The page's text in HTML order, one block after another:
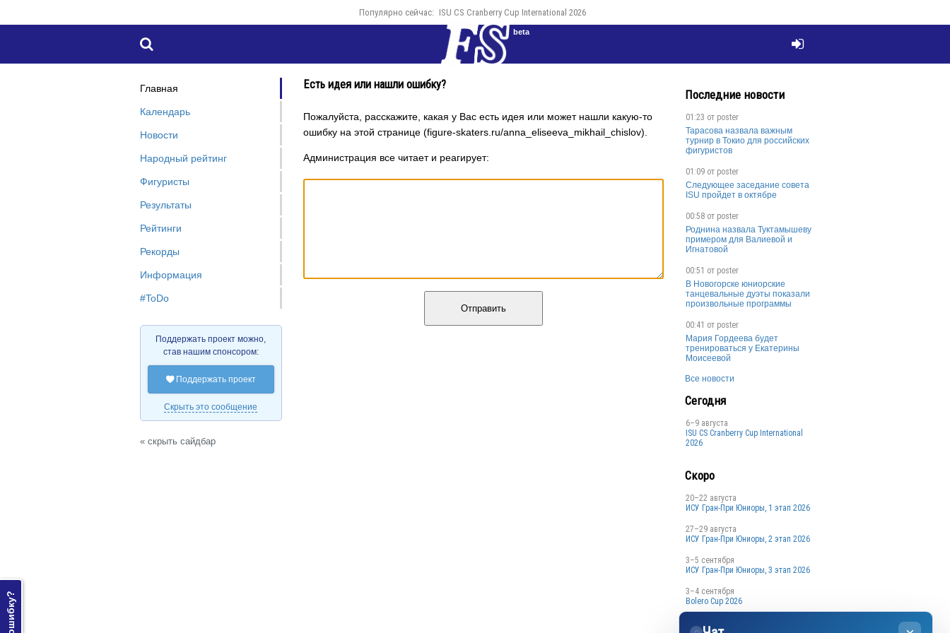
Популярно сейчас: ISU CS Cranberry Cup International 2026
 
beta
Есть идея или нашли ошибку?
Пожалуйста, расскажите, какая у Вас есть идея или может нашли какую-то
ошибку на этой странице (figure-skaters.ru/anna_eliseeva_mikhail_chislov).
Администрация все читает и реагирует:
Отправить
Главная
Календарь
Новости
Народный рейтинг
Фигуристы
Результаты
Рейтинги
Рекорды
Информация
#ToDo
Поддержать проект можно,
став нашим спонсором:
Поддержать проект
Скрыть это сообщение
« скрыть сайдбар
Последние новости
01:23 от poster
Тарасова назвала важным
турнир в Токио для российских
фигуристов
01:09 от poster
Следующее заседание совета
ISU пройдет в октябре
00:58 от poster
Роднина назвала Туктамышеву
примером для Валиевой и
Игнатовой
00:51 от poster
В Новогорске юниорские
танцевальные дуэты показали
произвольные программы
00:41 от poster
Мария Гордеева будет
тренироваться у Екатерины
Моисеевой
Все новости
Сегодня
6–9 августа
ISU CS Cranberry Cup International
2026
Скоро
20–22 августа
ИСУ Гран-При Юниоры, 1 этап 2026
27–29 августа
ИСУ Гран-При Юниоры, 2 этап 2026
3–5 сентября
ИСУ Гран-При Юниоры, 3 этап 2026
3–4 сентября
Bolero Cup 2026